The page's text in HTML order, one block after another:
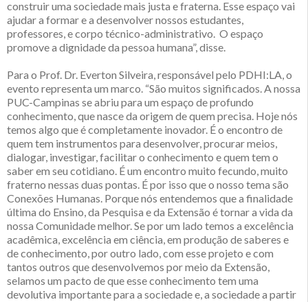
construir uma sociedade mais justa e fraterna. Esse espaço vai
ajudar a formar e a desenvolver nossos estudantes,
professores, e corpo técnico-administrativo. O espaço
promove a dignidade da pessoa humana”, disse.
Para o Prof. Dr. Everton Silveira, responsável pelo PDHI:LA, o
evento representa um marco. “São muitos significados. A nossa
PUC-Campinas se abriu para um espaço de profundo
conhecimento, que nasce da origem de quem precisa. Hoje nós
temos algo que é completamente inovador. É o encontro de
quem tem instrumentos para desenvolver, procurar meios,
dialogar, investigar, facilitar o conhecimento e quem tem o
saber em seu cotidiano. É um encontro muito fecundo, muito
fraterno nessas duas pontas. É por isso que o nosso tema são
Conexões Humanas. Porque nós entendemos que a finalidade
última do Ensino, da Pesquisa e da Extensão é tornar a vida da
nossa Comunidade melhor. Se por um lado temos a excelência
acadêmica, excelência em ciência, em produção de saberes e
de conhecimento, por outro lado, com esse projeto e com
tantos outros que desenvolvemos por meio da Extensão,
selamos um pacto de que esse conhecimento tem uma
devolutiva importante para a sociedade e, a sociedade a partir